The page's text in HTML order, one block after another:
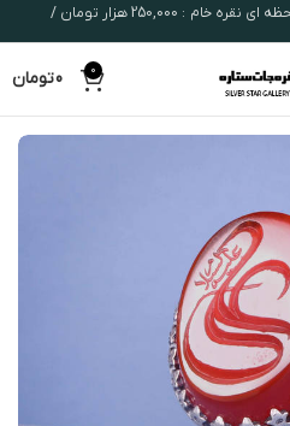
قیمت لحظه ای نقره خام : 250,000 هزار تومان /
0
0تومان